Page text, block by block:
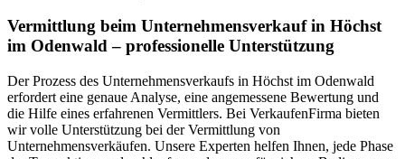
Vermittlung beim Unternehmensverkauf in Höchst
im Odenwald – professionelle Unterstützung
Der Prozess des Unternehmensverkaufs in Höchst im Odenwald
erfordert eine genaue Analyse, eine angemessene Bewertung und
die Hilfe eines erfahrenen Vermittlers. Bei VerkaufenFirma bieten
wir volle Unterstützung bei der Vermittlung von
Unternehmensverkäufen. Unsere Experten helfen Ihnen, jede Phase